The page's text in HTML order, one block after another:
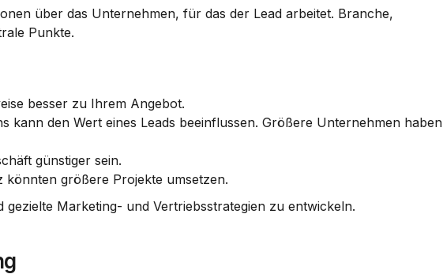
über das Unternehmen, für das der Lead arbeitet. Branche,
Punkte.
besser zu Ihrem Angebot.
kann den Wert eines Leads beeinflussen. Größere Unternehmen haben
günstiger sein.
größere Projekte umsetzen.
Marketing- und Vertriebsstrategien zu entwickeln.